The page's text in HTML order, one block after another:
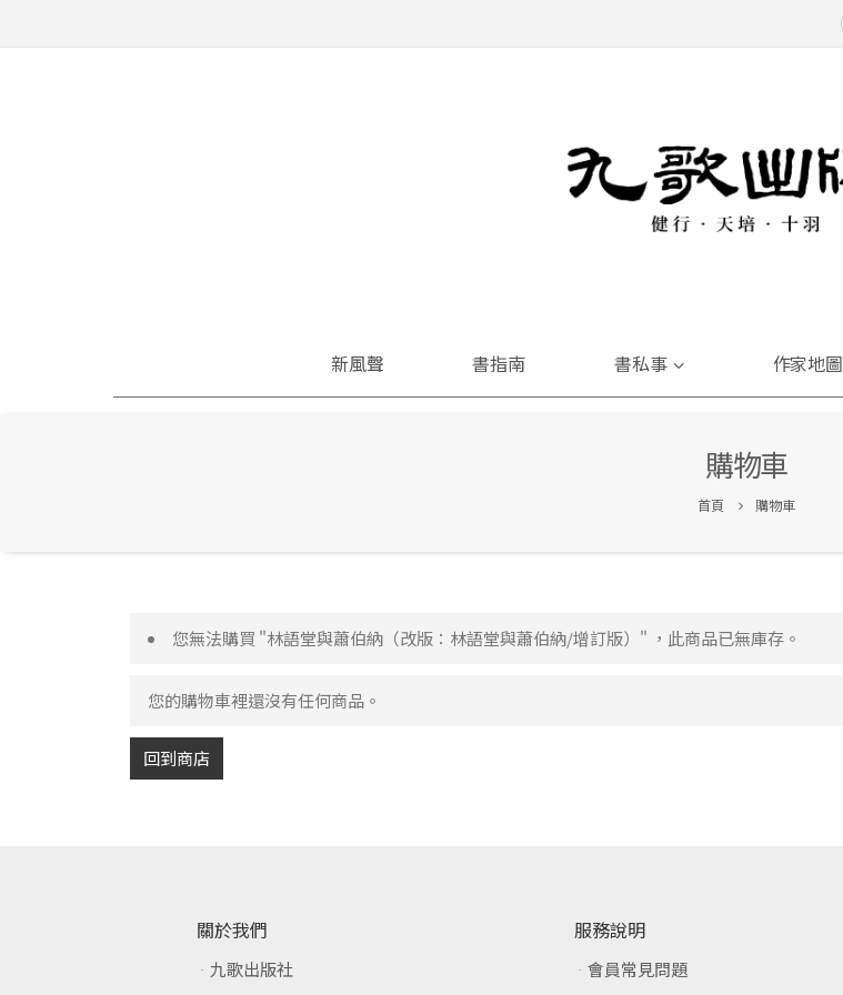
新風聲 書指南 書私事 作家地圖
購物車
首頁 購物車
您無法購買 "林語堂與蕭伯納（改版：林語堂與蕭伯納/增訂版）" ，此商品已無庫存。
您的購物車裡還沒有任何商品。
回到商店
關於我們
九歌出版社
服務說明
會員常見問題